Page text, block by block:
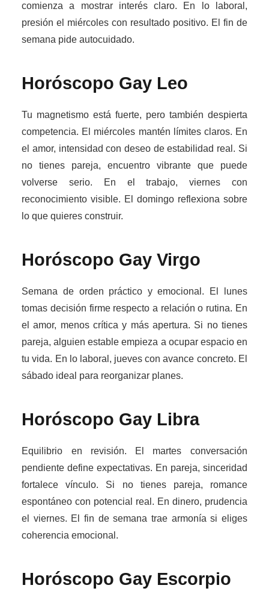
comienza a mostrar interés claro. En lo laboral,
presión el miércoles con resultado positivo. El fin de
semana pide autocuidado.
Horóscopo Gay Leo
Tu magnetismo está fuerte, pero también despierta
competencia. El miércoles mantén límites claros. En
el amor, intensidad con deseo de estabilidad real. Si
no tienes pareja, encuentro vibrante que puede
volverse serio. En el trabajo, viernes con
reconocimiento visible. El domingo reflexiona sobre
lo que quieres construir.
Horóscopo GayVirgo
Semana de orden práctico y emocional. El lunes
tomas decisión firme respecto a relación o rutina. En
el amor, menos crítica y más apertura. Si no tienes
pareja, alguien estable empieza a ocupar espacio en
tu vida. En lo laboral, jueves con avance concreto. El
sábado ideal para reorganizar planes.
Horóscopo Gay Libra
Equilibrio en revisión. El martes conversación
pendiente define expectativas. En pareja, sinceridad
fortalece vínculo. Si no tienes pareja, romance
espontáneo con potencial real. En dinero, prudencia
el viernes. El fin de semana trae armonía si eliges
coherencia emocional.
Horóscopo Gay Escorpio